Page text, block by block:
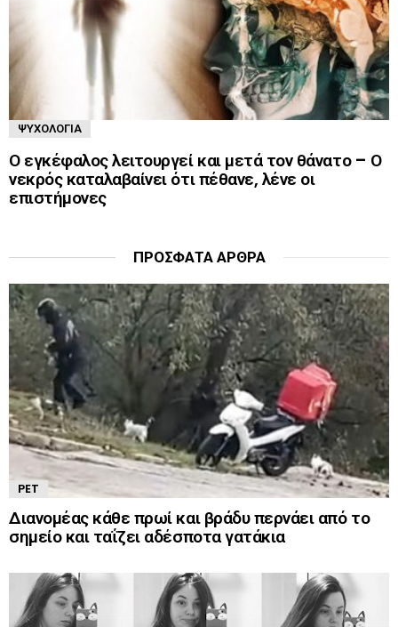
ΨΥΧΟΛΟΓΊΑ
Ο εγκέφαλος λειτουργεί και μετά τον θάνατο – Ο
νεκρός καταλαβαίνει ότι πέθανε, λένε οι
επιστήμονες
ΠΡΌΣΦΑΤΑ ΆΡΘΡΑ
PET
Διανομέας κάθε πρωί και βράδυ περνάει από το
σημείο και ταΐζει αδέσποτα γατάκια